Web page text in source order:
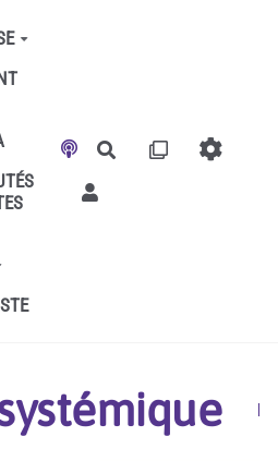
Rechercher